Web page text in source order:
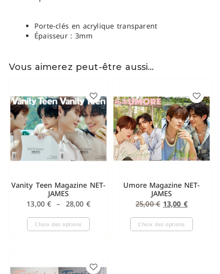
Porte-clés en acrylique transparent
Épaisseur : 3mm
Vous aimerez peut-être aussi…
Vanity Teen Magazine NET-
JAMES
13,00€ – 28,00 €
Choix des options
Umore Magazine NET-
JAMES
25,00€ 13,00 €
Choix des options